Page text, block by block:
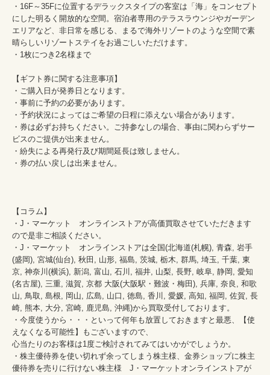
・16F～35Fに位置するデラックスタイプの客室は「海」をコンセプト
にした明るく開放的な空間。宿泊者専用のテラスラウンジやガーデン
エリアなど、非日常を感じる、まるで海外リゾートのような空間で素
晴らしいリゾートステイをお過ごしいただけます。
・1枚につき2名様まで
【ギフト券に関する注意事項】
・ご購入日が発券日となります。
・事前に予約の必要があります。
・予約状況によってはご希望の日程に添えない場合があります。
・券は必ずお持ちください。ご持参なしの場合、事由に関わらずサー
ビスのご提供が出来ません。
・紛失による再発行及び期間延長は致しません。
・券の払い戻しは出来ません。
【コラム】
・J・マーケット　オンラインストアが高価買取させていただきます
ので是非ご相談ください。
・J・マーケット　オンラインストアは全国(北海道(札幌), 青森, 岩手
(盛岡), 宮城(仙台), 秋田, 山形, 福島, 茨城, 栃木, 群馬, 埼玉, 千葉, 東
京, 神奈川(横浜), 新潟, 富山, 石川, 福井, 山梨, 長野, 岐阜, 静岡, 愛知
(名古屋), 三重, 滋賀, 京都 大阪(大阪駅・難波・梅田), 兵庫, 奈良, 和歌
山, 鳥取, 島根, 岡山, 広島, 山口, 徳島, 香川, 愛媛, 高知, 福岡, 佐賀, 長
崎, 熊本, 大分, 宮崎, 鹿児島, 沖縄)から買取受付しております。
・今度使うから・・・といって何年も放置しておきますと最悪、【使
えなくなる可能性】もございますので、
心当たりのお客様は1度ご検討されてみてはいかがでしょうか。
・株主優待券を使い切れず余ってしまう株主様、金券ショップに株主
優待券を売りに行けない株主様　J・マーケットオンラインストアが